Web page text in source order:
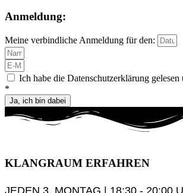
Anmeldung:
Meine verbindliche Anmeldung für den:
Ich habe die Datenschutzerklärung
*
Ja, ich bin dabei
KLANGRAUM ERFAHREN